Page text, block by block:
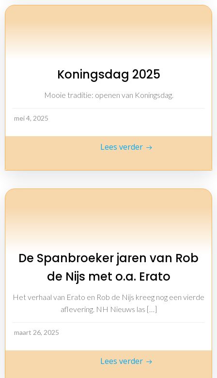
Koningsdag 2025
Mooie traditie: openen van Koningsdag.
mei 4, 2025
Lees verder
De Spanbroeker jaren van Rob
de Nijs met o.a. Erato
Het verhaal van Erato en Rob de Nijs kreeg nog een vierde
aflevering. NH Nieuws las […]
maart 26, 2025
Lees verder